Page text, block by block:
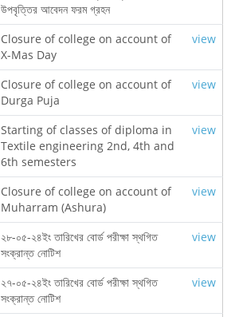
উপবৃত্তির আবেদন ফরম গ্রহন
Closure of college on account of
X-Mas Day
view
Closure of college on account of
Durga Puja
view
Starting of classes of diploma in
Textile engineering 2nd, 4th and
6th semesters
view
Closure of college on account of
Muharram (Ashura)
view
২৮-০৫-২৪ইং তারিখের বোর্ড পরীক্ষা স্থগিত
সংক্রান্ত নোটিশ
view
২৭-০৫-২৪ইং তারিখের বোর্ড পরীক্ষা স্থগিত
সংক্রান্ত নোটিশ
view